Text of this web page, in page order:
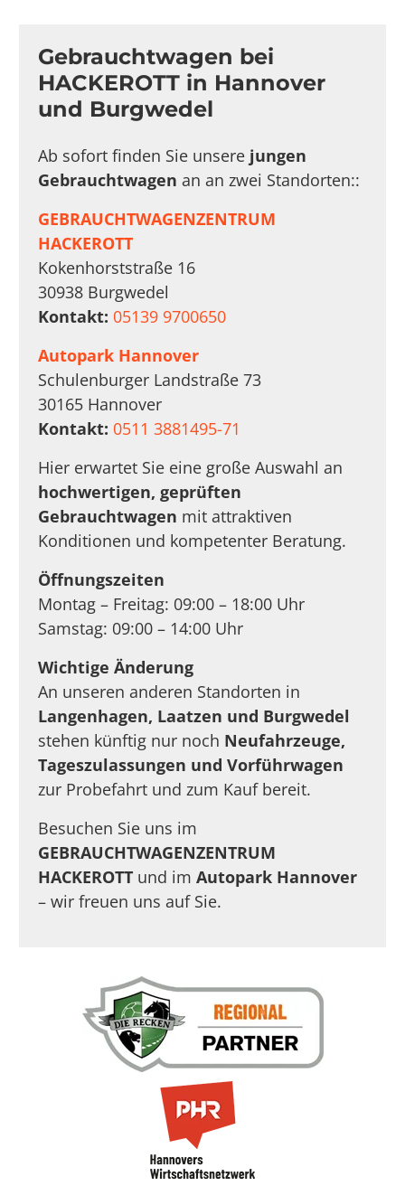
Gebrauchtwagen bei
HACKEROTT in Hannover
und Burgwedel
Ab sofort finden Sie unsere jungen
Gebrauchtwagen an an zwei Standorten::
GEBRAUCHTWAGENZENTRUM
HACKEROTT
Kokenhorststraße 16
30938 Burgwedel
Kontakt: 05139 9700650
Autopark Hannover
Schulenburger Landstraße 73
30165 Hannover
Kontakt: 0511 3881495-71
Hier erwartet Sie eine große Auswahl an
hochwertigen, geprüften
Gebrauchtwagen mit attraktiven
Konditionen und kompetenter Beratung.
Öffnungszeiten
Montag – Freitag: 09:00 – 18:00 Uhr
Samstag: 09:00 – 14:00 Uhr
Wichtige Änderung
An unseren anderen Standorten in
Langenhagen, Laatzen und Burgwedel
stehen künftig nur noch Neufahrzeuge,
Tageszulassungen und Vorführwagen
zur Probefahrt und zum Kauf bereit.
Besuchen Sie uns im
GEBRAUCHTWAGENZENTRUM
HACKEROTT und imAutopark Hannover
– wir freuen uns auf Sie.